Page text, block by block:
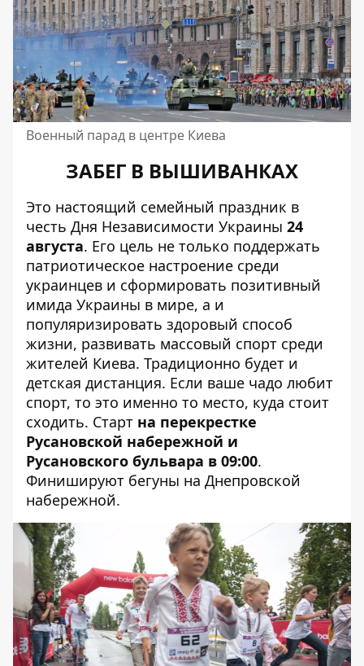
Военный парад в центре Киева
ЗАБЕГ В ВЫШИВАНКАХ
Это настоящий семейный праздник в
честь Дня Независимости Украины 24
августа. Его цель не только поддержать
патриотическое настроение среди
украинцев и сформировать позитивный
имида Украины в мире, а и
популяризировать здоровый способ
жизни, развивать массовый спорт среди
жителей Киева. Традиционно будет и
детская дистанция. Если ваше чадо любит
спорт, то это именно то место, куда стоит
сходить. Старт на перекрестке
Русановской набережной и
Русановского бульвара в 09:00.
Финишируют бегуны на Днепровской
набережной.